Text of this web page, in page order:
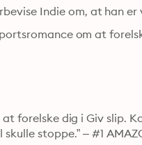
Indie om, at han
om at
forelske dig i Giv slip.